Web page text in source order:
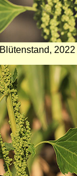
Blütenstand,